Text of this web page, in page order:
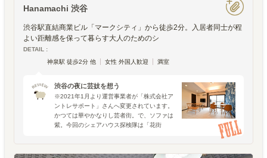
Hanamachi 渋谷
渋谷駅直結商業ビル「マークシティ」から徒歩2分。入居者同士が程
よい距離感を保って暮らす大人のためのシ
DETAIL :
神泉駅 徒歩2分 他
女性 外国人歓迎 満室
渋谷の夜に芸妓を想う
※2021年1月より運営事業者が「株式会社ア
ントレサポート」さんへ変更されています。
かつては華やかなりし芸者街。で、ソファは
紫。今回のシェアハウス探検隊は「花街
「Hanamachi渋谷」に変更されています。
2020年